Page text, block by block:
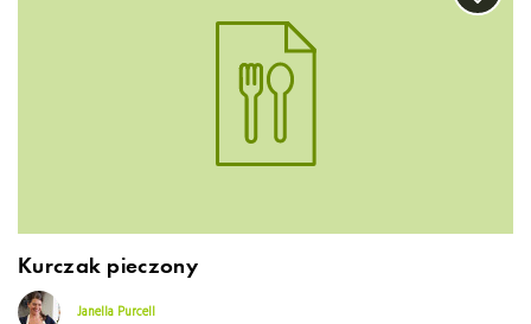
Kurczak pieczony
Janella Purcell